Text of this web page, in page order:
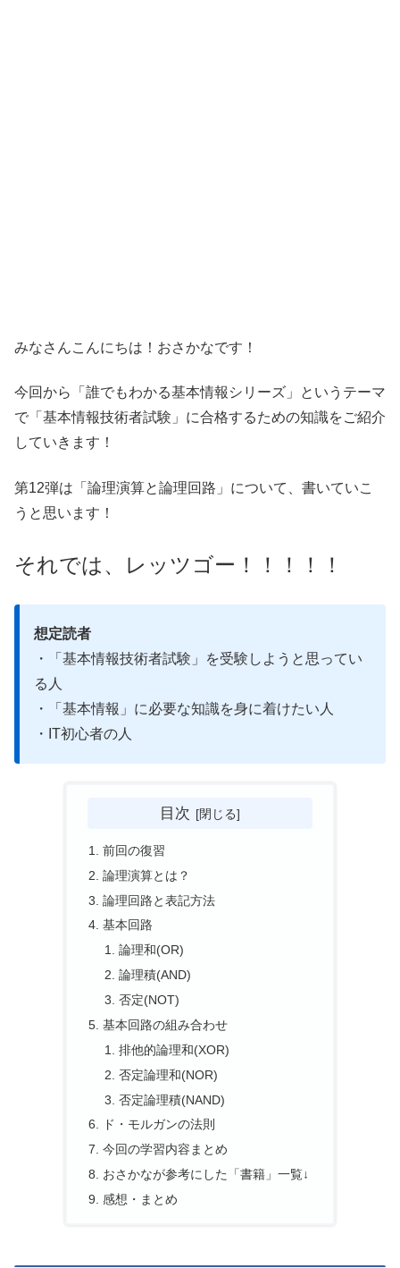
みなさんこんにちは！おさかなです！
今回から「誰でもわかる基本情報シリーズ」というテーマ
で「基本情報技術者試験」に合格するための知識をご紹介
していきます！
第12弾は「論理演算と論理回路」について、書いていこ
うと思います！
それでは、レッツゴー！！！！！
想定読者
・「基本情報技術者試験」を受験しようと思ってい
る人
・「基本情報」に必要な知識を身に着けたい人
・IT初心者の人
目次
前回の復習
論理演算とは？
論理回路と表記方法
基本回路
論理和(OR)
論理積(AND)
否定(NOT)
基本回路の組み合わせ
排他的論理和(XOR)
否定論理和(NOR)
否定論理積(NAND)
ド・モルガンの法則
今回の学習内容まとめ
おさかなが参考にした「書籍」一覧↓
感想・まとめ